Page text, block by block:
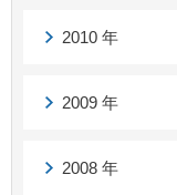
2010 年
2009 年
2008 年